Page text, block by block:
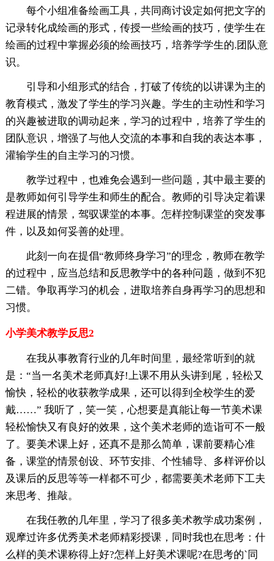
每个小组准备绘画工具，共同商讨设定如何把文字的
记录转化成绘画的形式，传授一些绘画的技巧，使学生在
绘画的过程中掌握必须的绘画技巧，培养学学生的.团队意
识。
引导和小组形式的结合，打破了传统的以讲课为主的
教育模式，激发了学生的学习兴趣。学生的主动性和学习
的兴趣被进取的调动起来，学习的过程中，培养了学生的
团队意识，增强了与他人交流的本事和自我的表达本事，
灌输学生的自主学习的习惯。
教学过程中，也难免会遇到一些问题，其中最主要的
是教师如何引导学生和师生的配合。教师的引导决定着课
程进展的情景，驾驭课堂的本事。怎样控制课堂的突发事
件，以及如何妥善的处理。
此刻一向在提倡“教师终身学习”的理念，教师在教学
的过程中，应当总结和反思教学中的各种问题，做到不犯
二错。争取再学习的机会，进取培养自身再学习的思想和
习惯。
小学美术教学反思2
在我从事教育行业的几年时间里，最经常听到的就
是：“当一名美术老师真好!上课不用从头讲到尾，轻松又
愉快，轻松的收获教学成果，还可以得到全校学生的爱
戴……” 我听了，笑一笑，心想要是真能让每一节美术课
轻松愉快又有良好的效果，这个美术老师的造诣可不一般
了。要美术课上好，还真不是那么简单，课前要精心准
备，课堂的情景创设、环节安排、个性辅导、多样评价以
及课后的反思等等一样都不可少，都需要美术老师下工夫
来思考、推敲。
在我任教的几年里，学习了很多美术教学成功案例，
观摩过许多优秀美术老师精彩授课，同时我也在思考：什
么样的美术课称得上好?怎样上好美术课呢?在思考的`同